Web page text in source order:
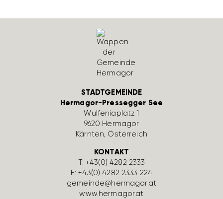
STADTGEMEINDE
Hermagor-Pressegger See
Wulfe­nia­platz 1
9620 Hermagor
Kärnten, Öster­reich
KONTAKT
T:+43(0) 4282 2333
F: +43(0) 4282 2333 224
gemeinde@hermagor.at
www.hermagor.at